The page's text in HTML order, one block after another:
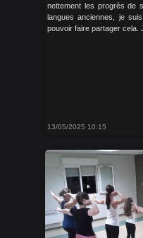
nettement les progrès de
langues anciennes, je
pouvoir faire partager cela.
13/05/2025 10:15